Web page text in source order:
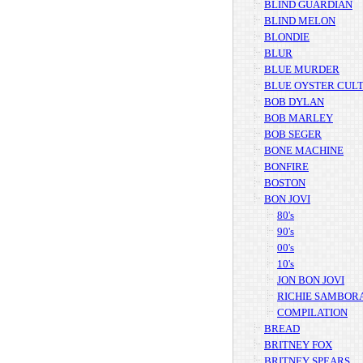
BLIND GUARDIAN
BLIND MELON
BLONDIE
BLUR
BLUE MURDER
BLUE OYSTER CULT
BOB DYLAN
BOB MARLEY
BOB SEGER
BONE MACHINE
BONFIRE
BOSTON
BON JOVI
80's
90's
00's
10's
JON BON JOVI
RICHIE
COMPILATION
BREAD
BRITNEY FOX
BRITNEY SPEARS